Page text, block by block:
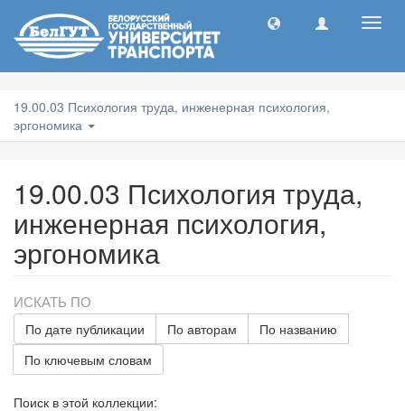
19.00.03 Психология труда, инженерная психология,
эргономика
19.00.03 Психология труда,
инженерная психология,
эргономика
ИСКАТЬ ПО
По дате публикации По авторам
По названию
По ключевым словам
Поиск в этой коллекции: